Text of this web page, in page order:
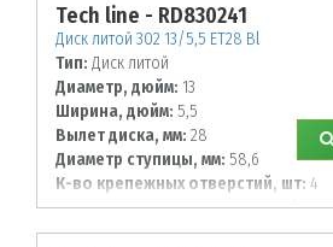
Tech line - RD830241
Диск литой 302 13/5,5 ET28 Bl
Тип: Диск литой
Диаметр, дюйм: 13
Ширина, дюйм: 5,5
Вылет диска, мм: 28
Диаметр ступицы, мм: 58,6
К-во крепежных отверстий, шт: 4
Диаметр располож. отверстий, мм:
98